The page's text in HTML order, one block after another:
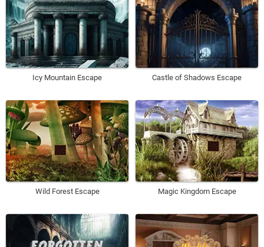
Icy Mountain Escape Castle of Shadows Escape
Wild Forest Escape Magic Kingdom Escape